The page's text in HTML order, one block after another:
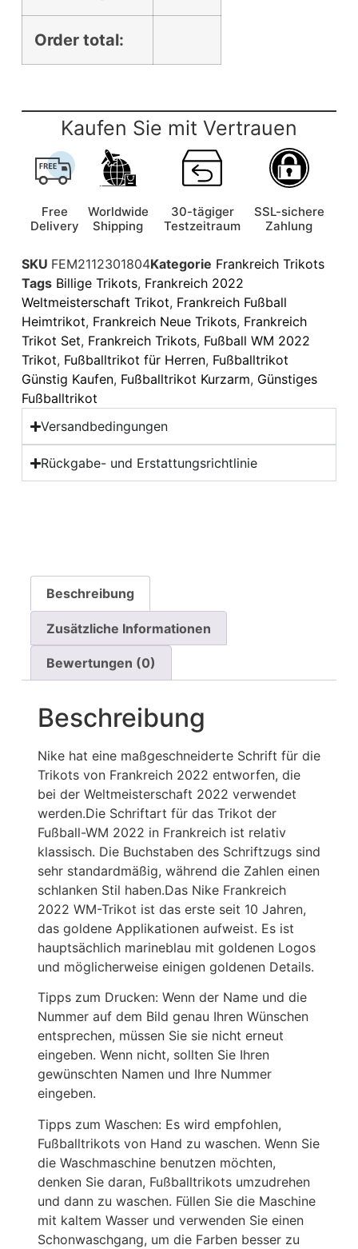
Order total:
Kaufen Sie mit Vertrauen
Free
Delivery
Worldwide
Shipping
30-tägiger
Testzeitraum
SSL-sichere
Zahlung
SKU FEM2112301804Kategorie Frankreich Trikots
Tags Billige Trikots, Frankreich 2022
Weltmeisterschaft Trikot, Frankreich Fußball
Heimtrikot, Frankreich Neue Trikots, Frankreich
Trikot Set, Frankreich Trikots, Fußball WM 2022
Trikot, Fußballtrikot für Herren, Fußballtrikot
Günstig Kaufen, Fußballtrikot Kurzarm, Günstiges
Fußballtrikot
Versandbedingungen
Rückgabe- und Erstattungsrichtlinie
Beschreibung
Zusätzliche Informationen
Bewertungen (0)
Beschreibung
Nike hat eine maßgeschneiderte Schrift für die
Trikots von Frankreich 2022 entworfen, die
bei der Weltmeisterschaft 2022 verwendet
werden.Die Schriftart für das Trikot der
Fußball-WM 2022 in Frankreich ist relativ
klassisch. Die Buchstaben des Schriftzugs sind
sehr standardmäßig, während die Zahlen einen
schlanken Stil haben.Das Nike Frankreich
2022 WM-Trikot ist das erste seit 10 Jahren,
das goldene Applikationen aufweist. Es ist
hauptsächlich marineblau mit goldenen Logos
und möglicherweise einigen goldenen Details.
Tipps zum Drucken: Wenn der Name und die
Nummer auf dem Bild genau Ihren Wünschen
entsprechen, müssen Sie sie nicht erneut
eingeben. Wenn nicht, sollten Sie Ihren
gewünschten Namen und Ihre Nummer
eingeben.
Tipps zum Waschen: Es wird empfohlen,
Fußballtrikots von Hand zu waschen. Wenn Sie
die Waschmaschine benutzen möchten,
denken Sie daran, Fußballtrikots umzudrehen
und dann zu waschen. Füllen Sie die Maschine
mit kaltem Wasser und verwenden Sie einen
Schonwaschgang, um die Farben besser zu